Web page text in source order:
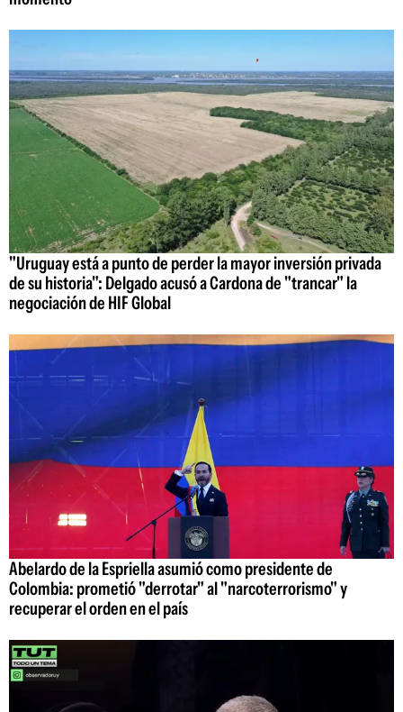
"Uruguay está a punto de perder la mayor inversión privada
de su historia": Delgado acusó a Cardona de "trancar" la
negociación de HIF Global
Abelardo de la Espriella asumió como presidente de
Colombia: prometió "derrotar" al "narcoterrorismo" y
recuperar el orden en el país